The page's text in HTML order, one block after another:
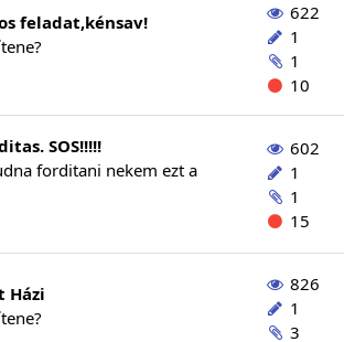
feladat,kénsav!
622
1
1
10
SOS!!!!!
forditani nekem ezt a
602
1
1
15
Házi
826
1
3